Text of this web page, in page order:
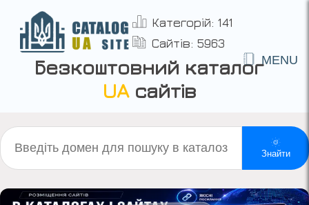
Категорій: 141
Сайтів: 5963
Безкоштовний каталог
UAсайтів
MENU
Знайти